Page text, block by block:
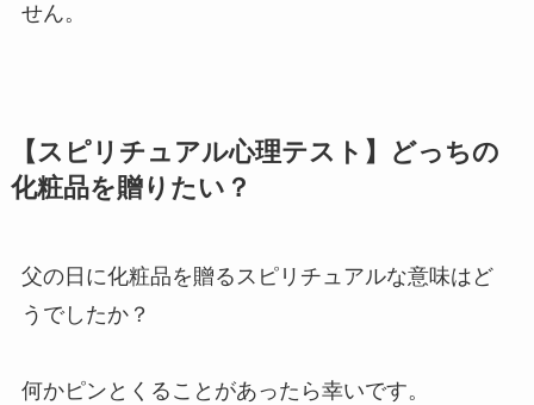
せん。
【スピリチュアル心理テスト】どっちの
化粧品を贈りたい？
父の日に化粧品を贈るスピリチュアルな意味はど
うでしたか？
何かピンとくることがあったら幸いです。